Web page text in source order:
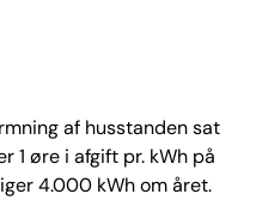
af husstanden sat
1 øre i afgift pr. kWh på
4.000 kWh om året.